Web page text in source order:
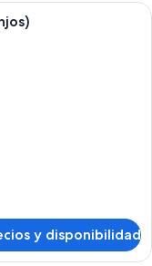
3 habitaciones (Los
y disponibilidad